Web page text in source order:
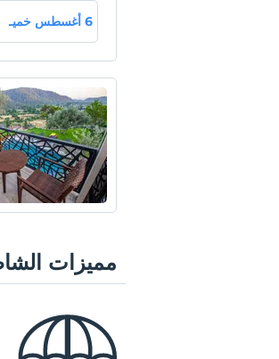
6 أغسطس خميـ
مميزات